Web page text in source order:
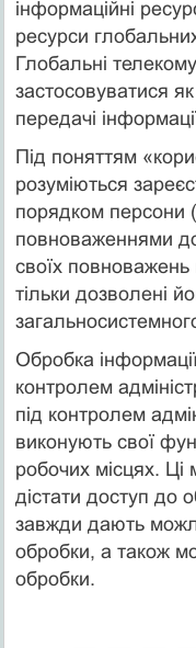
інформаційні
ресурси
Глобальні
застосовуватися
передачі
Під поняттям
розуміються
порядком персони
повноваженнями
своїх
тільки дозволені
Обробка
контролем
під контролем
виконують свої
робочих місцях.
дістати доступ до
завжди дають
обробки, а також
обробки.